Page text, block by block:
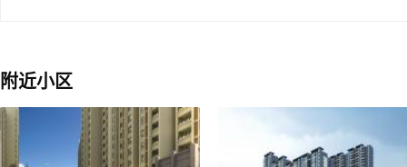
附近小区